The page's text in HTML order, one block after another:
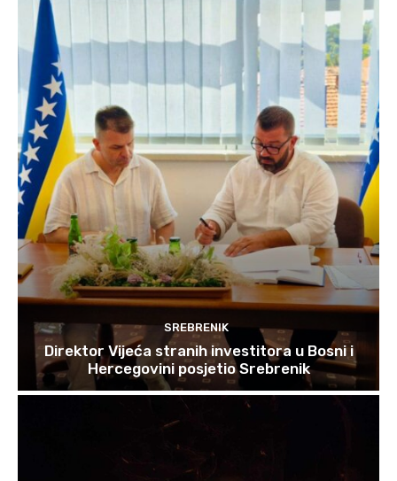
SREBRENIK
Direktor Vijeća stranih investitora u Bosni i
Hercegovini posjetio Srebrenik